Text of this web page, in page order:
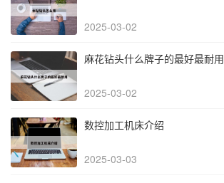
2025-03-02
麻花钻头什么牌子的最好最耐用
2025-03-02
数控加工机床介绍
2025-03-03